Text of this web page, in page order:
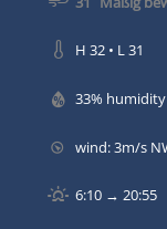
H 32 • L 31
33% humidity
wind: 3m/s
6:10 → 20:55